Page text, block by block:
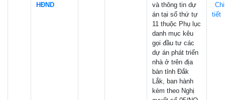
HÐND
và thông tin dự
án tại số thứ tự
11 thuộc Phụ lục
danh mục kêu
gọi đầu tư các
dự án phát triển
nhà ở trên địa
bàn tỉnh Đắk
Lắk, ban hành
kèm theo Nghị
Chi
tiết